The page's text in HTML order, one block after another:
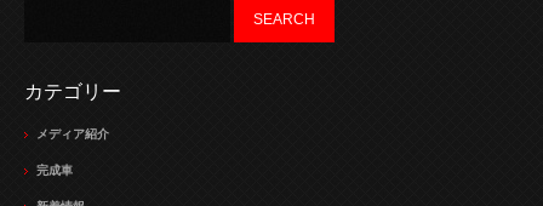
カテゴリー
メディア紹介
完成車